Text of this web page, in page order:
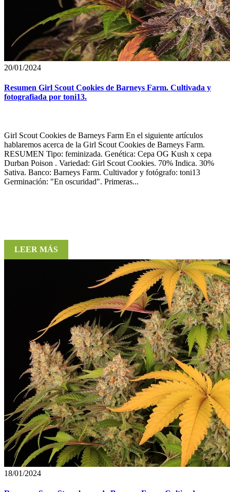
20/01/2024
Resumen Girl Scout Cookies de Barneys Farm. Cultivada y
fotografiada por toni13.
Girl Scout Cookies de Barneys Farm En el siguiente artículos
hablaremos acerca de la Girl Scout Cookies de Barneys Farm.
RESUMEN Tipo: feminizada. Genética: Cepa OG Kush x cepa
Durban Poison . Variedad: Girl Scout Cookies. 70% Indica. 30%
Sativa. Banco: Barneys Farm. Cultivador y fotógrafo: toni13
Germinación: "En oscuridad". Primeras...
LEER MÁS
18/01/2024